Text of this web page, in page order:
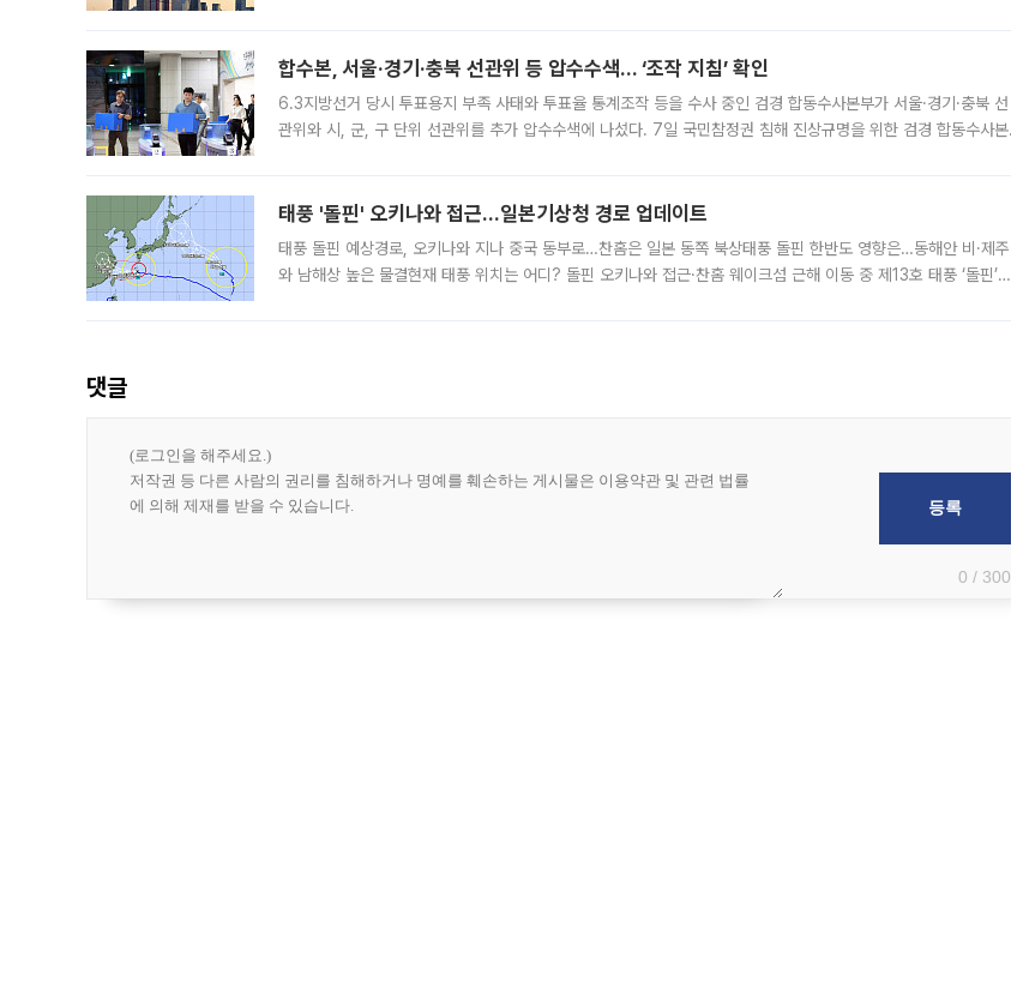
합수본, 서울·경기·충북 선관위 등 압수수색… ‘조작 지침’ 확인
6.3지방선거 당시 투표용지 부족 사태와 투표율 통계조작 등을 수사 중인 검경 합동수사본부가 서울·경기·충북 선
관위와 시, 군, 구 단위 선관위를 추가 압수수색에 나섰다. 7일 국민참정권 침해 진상규명을 위한 검경 합동수사본
태풍 '돌핀' 오키나와 접근…일본기상청 경로 업데이트
태풍 돌핀 예상경로, 오키나와 지나 중국 동부로…찬홈은 일본 동쪽 북상태풍 돌핀 한반도 영향은…동해안 비·제주
와 남해상 높은 물결현재 태풍 위치는 어디? 돌핀 오키나와 접근·찬홈 웨이크섬 근해 이동 중 제13호 태풍 ‘돌핀’이
댓글
0 / 300